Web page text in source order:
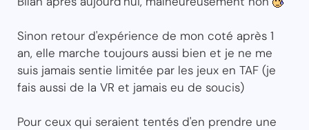
Sinon retour d'expérience de mon coté après 1
an, elle marche toujours aussi bien et je ne me
suis jamais sentie limitée par les jeux en TAF (je
fais aussi de la VR et jamais eu de soucis)
Pour ceux qui seraient tentés d'en prendre une